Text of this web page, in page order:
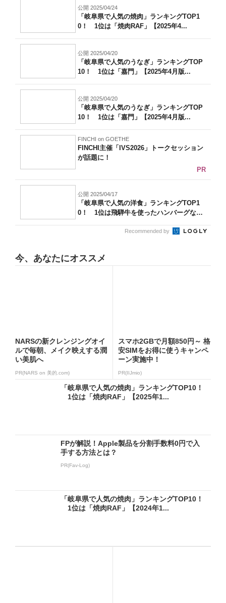
公開 2025/04/24
「岐阜県で人気の焼肉」ランキングTOP1
0！ 1位は「焼肉RAF」【2025年4...
公開 2025/04/20
「岐阜県で人気のうなぎ」ランキングTOP
10！ 1位は「嘉門」【2025年4月版...
公開 2025/04/20
「岐阜県で人気のうなぎ」ランキングTOP
10！ 1位は「嘉門」【2025年4月版...
FINCHI on GOETHE
FINCHI主催「IVS2026」トークセッション
が話題に！
PR
公開 2025/04/17
「岐阜県で人気の洋食」ランキングTOP1
0！ 1位は飛騨牛を使ったハンバーグな
Recommended by
今、あなたにオススメ
NARSの新クレンジングオイ
ルで毎朝、メイク映えする潤
い美肌へ
PR(NARS on 美的.com)
スマホ2GBで月額850円～ 格
安SIMをお得に使うキャンペ
ーン実施中！
PR(IIJmio)
「岐阜県で人気の焼肉」ランキングTOP10！
1位は「焼肉RAF」【2025年1...
FPが解説！Apple製品を分割手数料0円で入
手する方法とは？
PR(Fav-Log)
「岐阜県で人気の焼肉」ランキングTOP10！
1位は「焼肉RAF」【2024年1...